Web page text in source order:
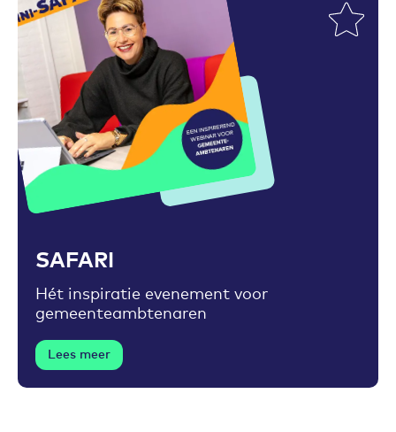
Toevoegen aan favorieten
SAFARI
Hét inspiratie evenement voor
gemeenteambtenaren
Lees meer